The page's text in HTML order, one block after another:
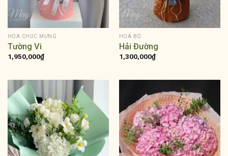
HOA CHÚC MỪNG
Tường Vi
1,950,000₫
HOA BÓ
Hải Đường
1,300,000₫